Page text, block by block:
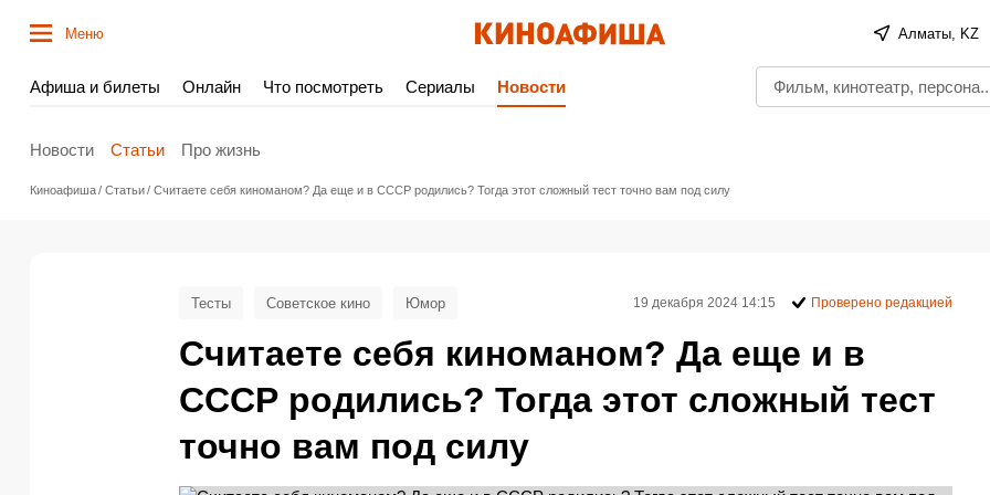
Меню Алматы, KZ
Афиша и билеты Онлайн Что посмотреть Сериалы Новости
Новости Статьи Про жизнь
Киноафиша Статьи Считаете себя киноманом? Да еще и в СССР родились? Тогда этот сложный тест точно вам под силу
Считаете себя киноманом? Да еще и в
СССР родились? Тогда этот сложный тест
точно вам под силу
Тесты Советское кино Юмор 19 декабря 2024 14:15 Проверено редакцией